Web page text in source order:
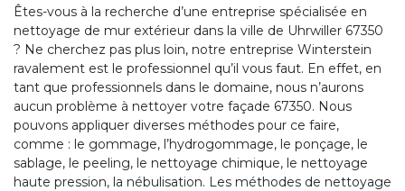
Êtes-vous à la recherche d’une entreprise spécialisée en
nettoyage de mur extérieur dans la ville de Uhrwiller 67350
? Ne cherchez pas plus loin, notre entreprise Winterstein
ravalement est le professionnel qu’il vous faut. En effet, en
tant que professionnels dans le domaine, nous n’aurons
aucun problème à nettoyer votre façade 67350. Nous
pouvons appliquer diverses méthodes pour ce faire,
comme : le gommage, l’hydrogommage, le ponçage, le
sablage, le peeling, le nettoyage chimique, le nettoyage
haute pression, la nébulisation. Les méthodes de nettoyage